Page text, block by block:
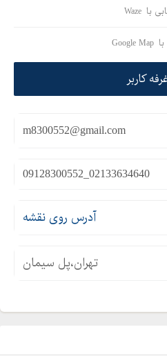
با Waze
Google Map
غرفه کاربر
m8300552@gmail.com
09128300552_02133634640
آدرس روی نقشه
تهران،پل سیمان